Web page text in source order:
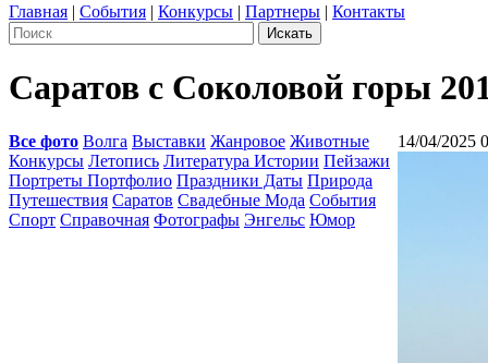
Главная | События | Конкурсы | Партнеры | Контакты
Саратов с Соколовой горы
Все фото Волга Выставки Жанровое Животные
Конкурсы Летопись Литература Истории Пейзажи
Портреты Портфолио Праздники Даты Природа
Путешествия Саратов Свадебные Мода События
Спорт Справочная Фотографы Энгельс Юмор
14/04/2025